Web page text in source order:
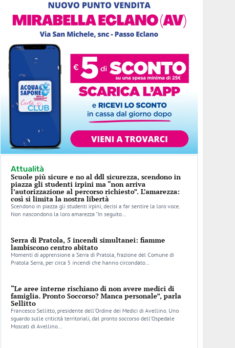
Attualità
Scuole più sicure e no al ddl sicurezza, scendono in
piazza gli studenti irpini ma “non arriva
l’autorizzazione al percorso richiesto”. L’amarezza:
così si limita la nostra libertà
Scendono in piazza gli studenti irpini, decisi a far sentire la loro voce.
Non nascondono la loro amarezza “In seguito…
Serra di Pratola, 5 incendi simultanei: fiamme
lambiscono centro abitato
Momenti di apprensione a Serra di Pratola, frazione del Comune di
Pratola Serra, per circa 5 incendi che hanno circondato…
“Le aree interne rischiano di non avere medici di
famiglia. Pronto Soccorso? Manca personale”, parla
Sellitto
Francesco Sellitto, presidente dell’Ordine dei Medici di Avellino. Uno
sguardo sulle criticità territoriali, dal pronto soccorso dell’Ospedale
Moscati di Avellino…